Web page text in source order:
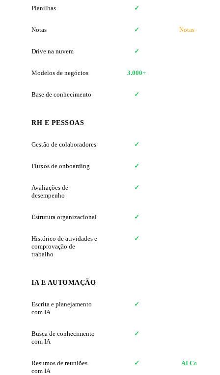
Planilhas ✓
Notas ✓ Notas de
Drive na nuvem ✓
Modelos de negócios 3.000+
Base de conhecimento ✓
RH E PESSOAS
Gestão de colaboradores ✓
Fluxos de onboarding ✓
Avaliações de
desempenho
✓
Estrutura organizacional ✓
Histórico de atividades e
comprovação de
trabalho
✓
IA E AUTOMAÇÃO
Escrita e planejamento
com IA
✓
Busca de conhecimento
com IA
✓
Resumos de reuniões
com IA
✓ AI